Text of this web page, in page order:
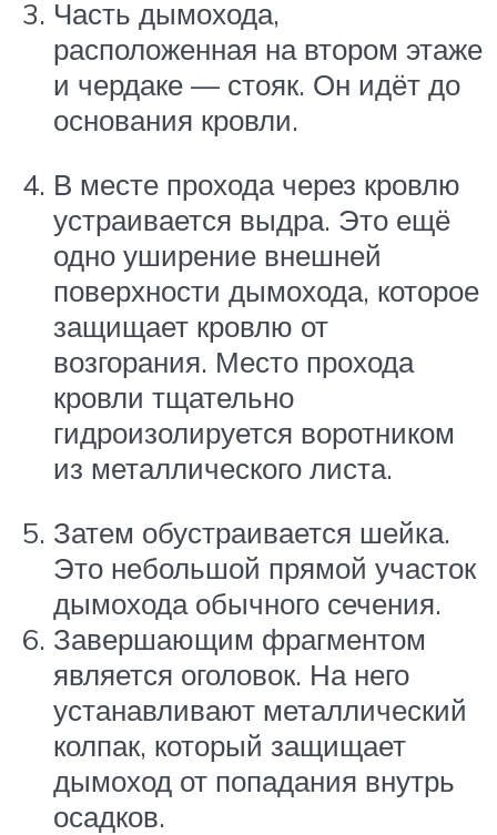
Часть дымохода,
расположенная на втором этаже
и чердаке — стояк. Он идёт до
основания кровли.
В месте прохода через кровлю
устраивается выдра. Это ещё
одно уширение внешней
поверхности дымохода, которое
защищает кровлю от
возгорания. Место прохода
кровли тщательно
гидроизолируется воротником
из металлического листа.
Затем обустраивается шейка.
Это небольшой прямой участок
дымохода обычного сечения.
Завершающим фрагментом
является оголовок. На него
устанавливают металлический
колпак, который защищает
дымоход от попадания внутрь
осадков.